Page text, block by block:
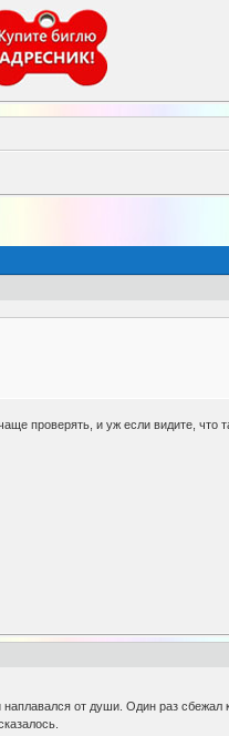
проверять, и уж если видите, что
от души. Один раз сбежал